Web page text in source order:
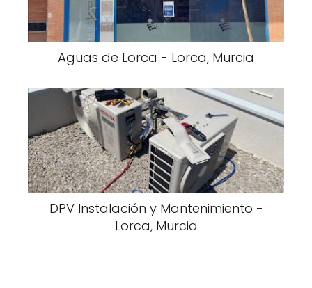
Aguas de Lorca - Lorca, Murcia
DPV Instalación y Mantenimiento -
Lorca, Murcia